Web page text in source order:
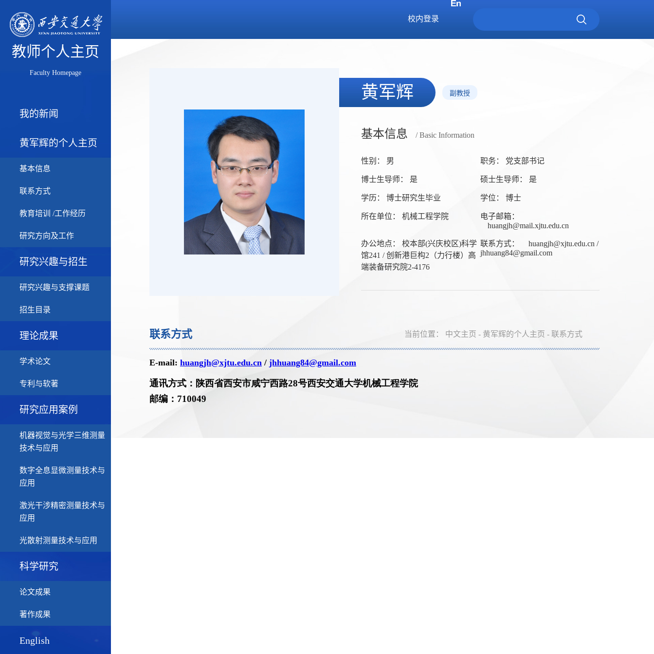
教师个人主页
Faculty Homepage
我的新闻
黄军辉的个人主页
基本信息
联系方式
教育培训 /工作经历
研究方向及工作
研究兴趣与招生
研究兴趣与支撑课题
招生目录
理论成果
学术论文
专利与软著
研究应用案例
机器视觉与光学三维测量
技术与应用
数字全息显微测量技术与
应用
激光干涉精密测量技术与
应用
光散射测量技术与应用
科学研究
论文成果
著作成果
English
校内登录
黄军辉 副教授
基本信息 / Basic Information
性别： 男 职务： 党支部书记
博士生导师： 是 硕士生导师： 是
学历： 博士研究生毕业 学位： 博士
所在单位： 机械工程学院
电子邮箱：
huangjh@mail.xjtu.edu.cn
办公地点： 校本部(兴庆校区)科学
馆241 / 创新港巨构2（力行楼）高
端装备研究院2-4176
联系方式：
huangjh@xjtu.edu.cn /
jhhuang84@gmail.com
联系方式 当前位置： 中文主页 - 黄军辉的个人主页 -联系方式